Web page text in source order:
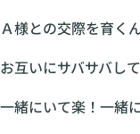
Ａ様との交際を育く
お互いにサバサバし
一緒にいて楽！一緒